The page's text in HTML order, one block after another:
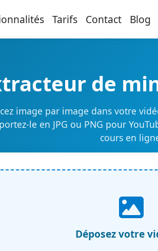
Tarifs Contact Blog
de
image par image dans votre
le en JPG ou PNG pour
cours en
Déposez votre